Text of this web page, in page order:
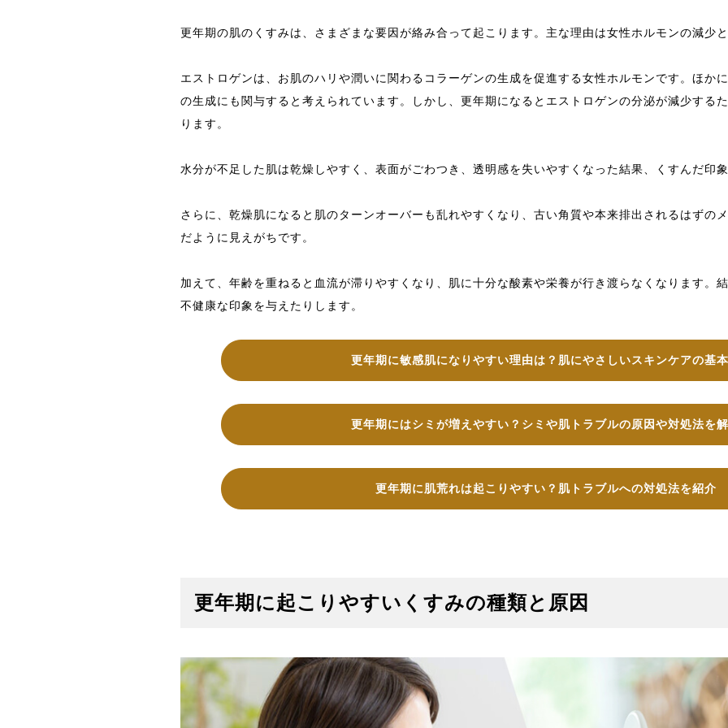
更年期の肌のくすみは、さまざまな要因が絡み合って起こります。 主な理由は女性ホルモンの減少
エストロゲンは、お肌のハリや潤いに関わるコラーゲンの生成を促進する女性ホルモンです。ほか
の生成にも関与すると考えられています。しかし、更年期になるとエストロゲンの分泌が減少する
ります。
水分が不足した肌は乾燥しやすく、表面がごわつき、透明感を失いやすくなった結果、くすんだ印
さらに、乾燥肌になると肌のターンオーバーも乱れやすくなり、古い角質や本来排出されるはずの
だように見えがちです。
加えて、 年齢を重ねると血流が滞りやすくなり、肌に十分な酸素や栄養が行き渡らなくなります。
不健康な印象を与えたりします。
更年期に敏感肌になりやすい理由は？肌にやさしいスキンケアの基
更年期にはシミが増えやすい？シミや肌トラブルの原因や対処法を
更年期に肌荒れは起こりやすい？肌トラブルへの対処法を紹介
更年期に起こりやすいくすみの種類と原因